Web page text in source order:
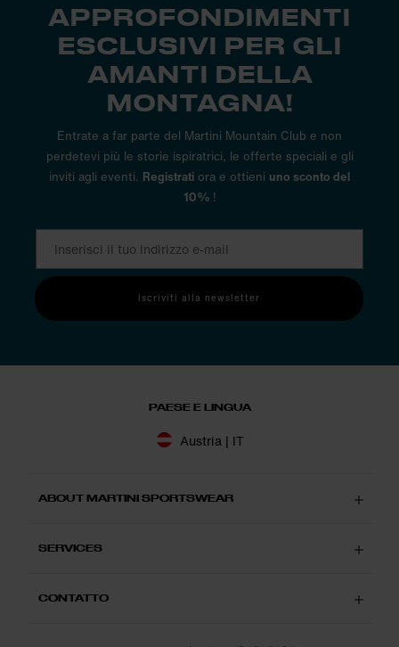
APPROFONDIMENTI
ESCLUSIVI PER GLI
AMANTI DELLA
MONTAGNA!
Entrate a far parte del Martini Mountain Club e non
perdetevi più le storie ispiratrici, le offerte speciali e gli
inviti agli eventi. Registrati ora e ottieni uno sconto del
10% !
Iscriviti alla newsletter
PAESE E LINGUA
Austria | IT
ABOUT MARTINI SPORTSWEAR
SERVICES
CONTATTO